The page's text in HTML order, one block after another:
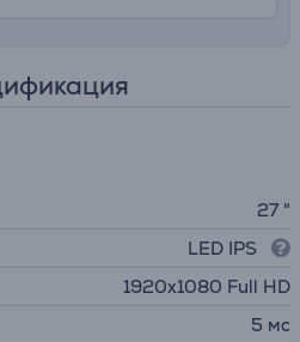
27 "
LED IPS
1920x1080 Full HD
5 мс